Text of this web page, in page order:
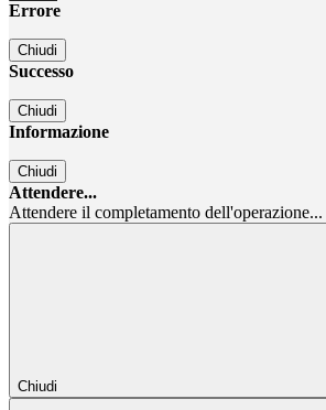
Errore
Chiudi
Successo
Chiudi
Informazione
Chiudi
Attendere...
Attendere il completamento dell'operazione...
Chiudi